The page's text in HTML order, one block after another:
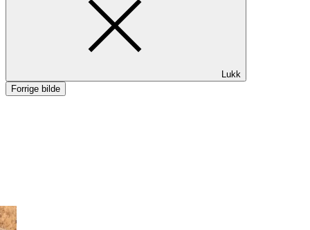
Mat og drikke
Aktiviteter
Lukk
Forrige bilde